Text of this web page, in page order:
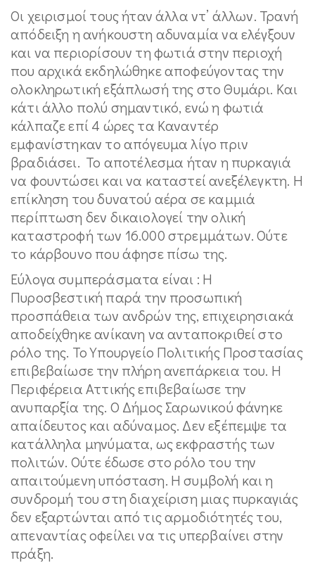
Οι χειρισμοί τους ήταν άλλα ντ’ άλλων. Τρανή
απόδειξη η ανήκουστη αδυναμία να ελέγξουν
και να περιορίσουν τη φωτιά στην περιοχή
που αρχικά εκδηλώθηκε αποφεύγοντας την
ολοκληρωτική εξάπλωσή της στο Θυμάρι. Και
κάτι άλλο πολύ σημαντικό, ενώ η φωτιά
κάλπαζε επί 4 ώρες τα Καναντέρ
εμφανίστηκαν το απόγευμα λίγο πριν
βραδιάσει. Το αποτέλεσμα ήταν η πυρκαγιά
να φουντώσει και να καταστεί ανεξέλεγκτη. Η
επίκληση του δυνατού αέρα σε καμμιά
περίπτωση δεν δικαιολογεί την ολική
καταστροφή των 16.000 στρεμμάτων. Ούτε
το κάρβουνο που άφησε πίσω της.
Εύλογα συμπεράσματα είναι : Η
Πυροσβεστική παρά την προσωπική
προσπάθεια των ανδρών της, επιχειρησιακά
αποδείχθηκε ανίκανη να ανταποκριθεί στο
ρόλο της. Το Υπουργείο Πολιτικής Προστασίας
επιβεβαίωσε την πλήρη ανεπάρκεια του. Η
Περιφέρεια Αττικής επιβεβαίωσε την
ανυπαρξία της. Ο Δήμος Σαρωνικού φάνηκε
απαίδευτος και αδύναμος. Δεν εξέπεμψε τα
κατάλληλα μηνύματα, ως εκφραστής των
πολιτών. Ούτε έδωσε στο ρόλο του την
απαιτούμενη υπόσταση. Η συμβολή και η
συνδρομή του στη διαχείριση μιας πυρκαγιάς
δεν εξαρτώνται από τις αρμοδιότητές του,
απεναντίας οφείλει να τις υπερβαίνει στην
πράξη.